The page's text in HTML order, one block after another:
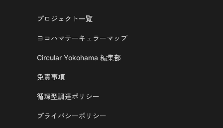
プロジェクト一覧
ヨコハマサーキュラーマップ
Circular Yokohama 編集部
免責事項
循環型調達ポリシー
プライバシーポリシー